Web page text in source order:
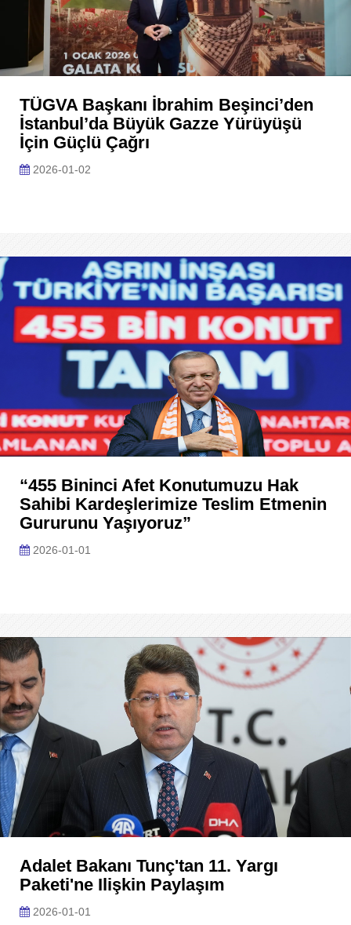
TÜGVA Başkanı İbrahim Beşinci’den
İstanbul’da Büyük Gazze Yürüyüşü
İçin Güçlü Çağrı
2026-01-02
“455 Bininci Afet Konutumuzu Hak
Sahibi Kardeşlerimize Teslim Etmenin
Gururunu Yaşıyoruz”
2026-01-01
Adalet Bakanı Tunç'tan 11. Yargı
Paketi'ne Ilişkin Paylaşım
2026-01-01